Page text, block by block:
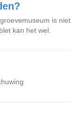
is niet
kan het wel.